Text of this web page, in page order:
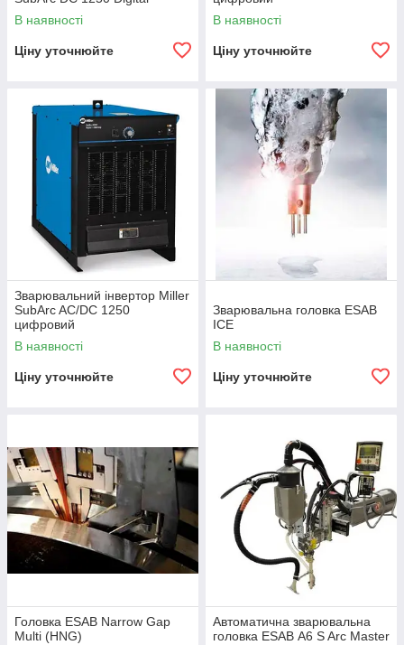
В наявності
Ціну уточнюйте
В наявності
Ціну уточнюйте
Зварювальний інвертор Miller
SubArc AC/DC 1250
цифровий
В наявності
Ціну уточнюйте
Зварювальна головка ESAB
ICE
В наявності
Ціну уточнюйте
Головка ESAB Narrow Gap
Multi (HNG)
Автоматична зварювальна
головка ESAB А6 S Arc Master